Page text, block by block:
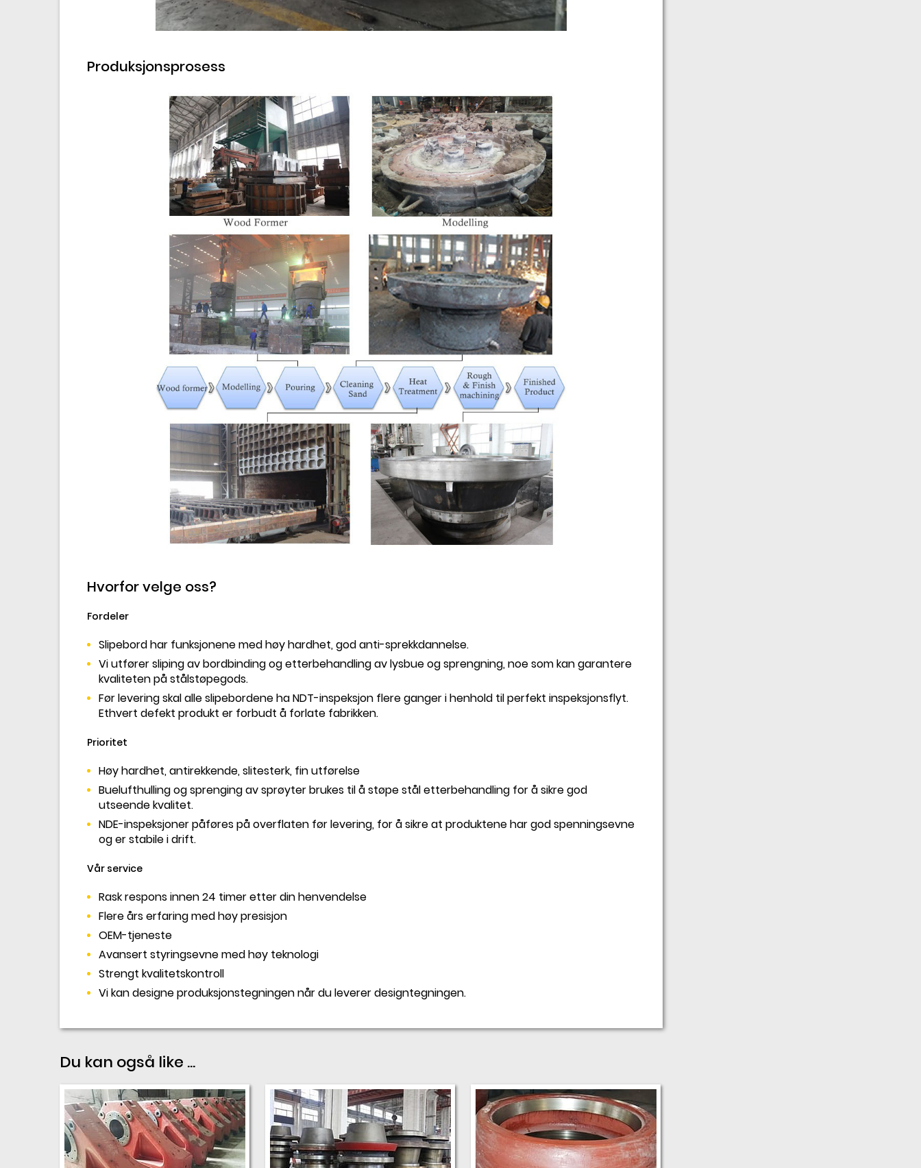
Produksjonsprosess
Hvorfor velge oss?
Fordeler
Slipebord har funksjonene med høy hardhet, god anti-sprekkdannelse.
Vi utfører sliping av bordbinding og etterbehandling av lysbue og sprengning, noe som kan garantere
kvaliteten på stålstøpegods.
Før levering skal alle slipebordene ha NDT-inspeksjon flere ganger i henhold til perfekt inspeksjonsflyt.
Ethvert defekt produkt er forbudt å forlate fabrikken.
Prioritet
Høy hardhet, antirekkende, slitesterk, fin utførelse
Buelufthulling og sprenging av sprøyter brukes til å støpe stål etterbehandling for å sikre god
utseende kvalitet.
NDE-inspeksjoner påføres på overflaten før levering, for å sikre at produktene har god spenningsevne
og er stabile i drift.
Vår service
Rask respons innen 24 timer etter din henvendelse
Flere års erfaring med høy presisjon
OEM-tjeneste
Avansert styringsevne med høy teknologi
Strengt kvalitetskontroll
Vi kan designe produksjonstegningen når du leverer designtegningen.
Du kan også like ...